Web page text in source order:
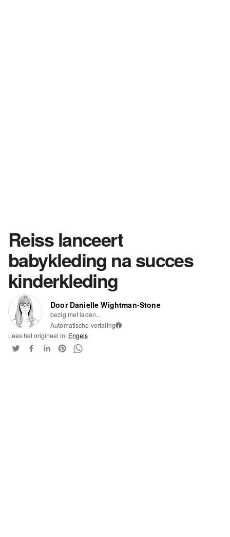
Reiss lanceert
babykleding na succes
kinderkleding
Door Danielle Wightman-Stone
bezig met laden...
Automatische vertaling i
Lees het origineel in: Engels